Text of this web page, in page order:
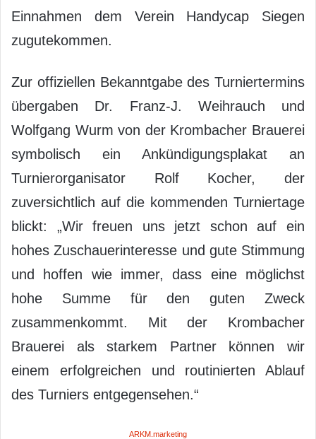
Einnahmen dem Verein Handycap Siegen
zugutekommen.
Zur offiziellen Bekanntgabe des Turniertermins
übergaben Dr. Franz-J. Weihrauch und
Wolfgang Wurm von der Krombacher Brauerei
symbolisch ein Ankündigungsplakat an
Turnierorganisator Rolf Kocher, der
zuversichtlich auf die kommenden Turniertage
blickt: „Wir freuen uns jetzt schon auf ein
hohes Zuschauerinteresse und gute Stimmung
und hoffen wie immer, dass eine möglichst
hohe Summe für den guten Zweck
zusammenkommt. Mit der Krombacher
Brauerei als starkem Partner können wir
einem erfolgreichen und routinierten Ablauf
des Turniers entgegensehen.“
ARKM.marketing